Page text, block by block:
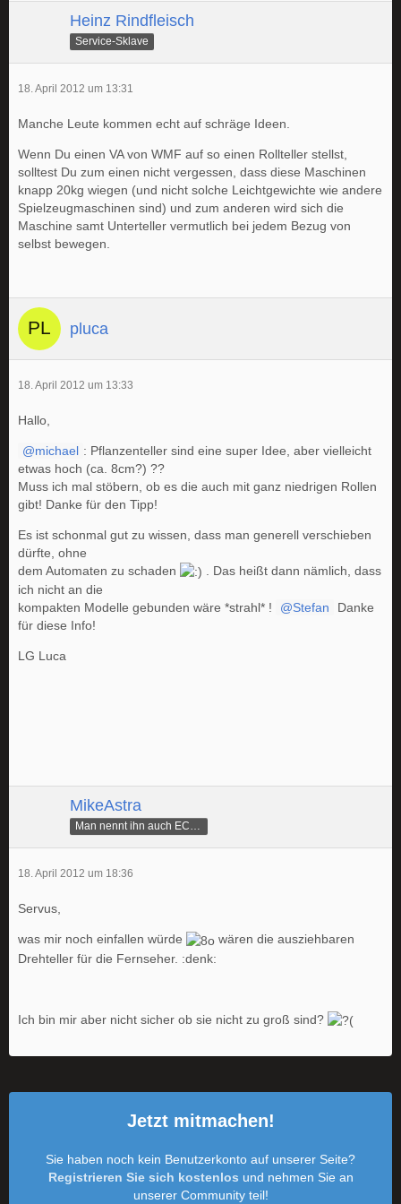
Heinz Rindfleisch
Service-Sklave
18. April 2012 um 13:31
Manche Leute kommen echt auf schräge Ideen.
Wenn Du einen VA von WMF auf so einen Rollteller stellst,
solltest Du zum einen nicht vergessen, dass diese Maschinen
knapp 20kg wiegen (und nicht solche Leichtgewichte wie andere
Spielzeugmaschinen sind) und zum anderen wird sich die
Maschine samt Unterteller vermutlich bei jedem Bezug von
selbst bewegen.
pluca
18. April 2012 um 13:33
Hallo,
michael : Pflanzenteller sind eine super Idee, aber vielleicht
etwas hoch (ca. 8cm?) ??
Muss ich mal stöbern, ob es die auch mit ganz niedrigen Rollen
gibt! Danke für den Tipp!
Es ist schonmal gut zu wissen, dass man generell verschieben
dürfte, ohne
dem Automaten zu schaden
. Das heißt dann nämlich, dass
ich nicht an die
kompakten Modelle gebunden wäre *strahl* !
Stefan
Danke
für diese Info!
LG Luca
MikeAstra
Man nennt ihn auch ECAMike
18. April 2012 um 18:36
Servus,
was mir noch einfallen würde
wären die ausziehbaren
Drehteller für die Fernseher. :denk:
Ich bin mir aber nicht sicher ob sie nicht zu groß sind?
Jetzt mitmachen!
Sie haben noch kein Benutzerkonto auf unserer Seite?
Registrieren Sie sich kostenlos und nehmen Sie an
unserer Community teil!